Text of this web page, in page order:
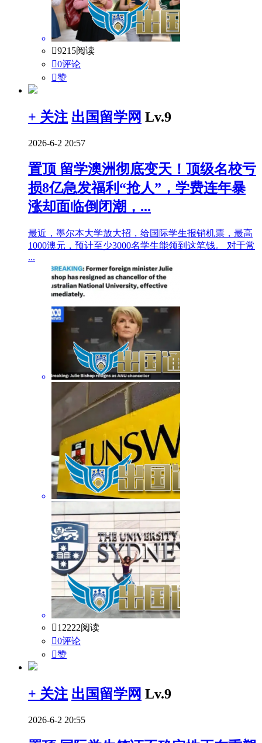
9215阅读
0评论
赞
+ 关注 出国留学网 Lv.9
2026-6-2 20:57
置顶 留学澳洲彻底变天！顶级名校亏
损8亿急发福利“抢人”，学费连年暴
涨却面临倒闭潮，...
最近，墨尔本大学放大招，给国际学生报销机票，最高
1000澳元，预计至少3000名学生能领到这笔钱。 对于常
...
12222阅读
0评论
赞
+ 关注 出国留学网 Lv.9
2026-6-2 20:55